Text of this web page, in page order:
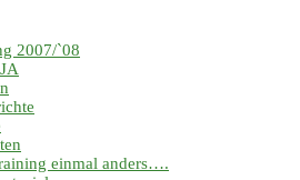
2007/`08
einmal anders….